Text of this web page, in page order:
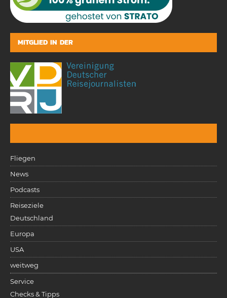
MITGLIED IN DER
Fliegen
News
Podcasts
Reiseziele
Deutschland
Europa
USA
weitweg
Service
Checks & Tipps